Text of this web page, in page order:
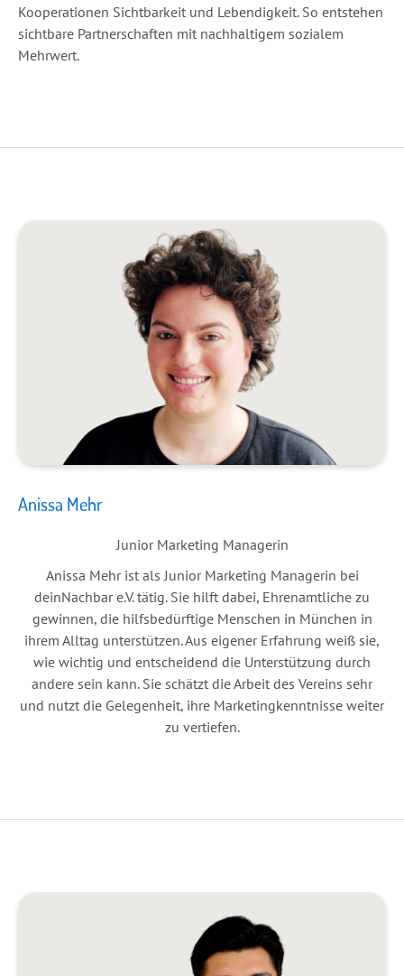
Kooperationen Sichtbarkeit und Lebendigkeit. So entstehen
sichtbare Partnerschaften mit nachhaltigem sozialem
Mehrwert.
Anissa Mehr
Junior Marketing Managerin
Anissa Mehr ist als Junior Marketing Managerin bei
deinNachbar e.V. tätig. Sie hilft dabei, Ehrenamtliche zu
gewinnen, die hilfsbedürftige Menschen in München in
ihrem Alltag unterstützen. Aus eigener Erfahrung weiß sie,
wie wichtig und entscheidend die Unterstützung durch
andere sein kann. Sie schätzt die Arbeit des Vereins sehr
und nutzt die Gelegenheit, ihre Marketingkenntnisse weiter
zu vertiefen.